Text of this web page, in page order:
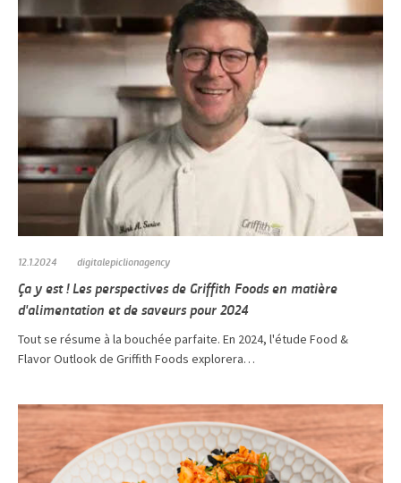
12.1.2024 digitalepiclionagency
Ça y est ! Les perspectives de Griffith Foods en matière
d'alimentation et de saveurs pour 2024
Tout se résume à la bouchée parfaite. En 2024, l'étude Food &
Flavor Outlook de Griffith Foods explorera…